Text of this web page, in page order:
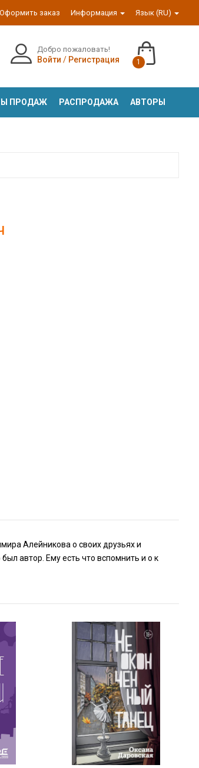
Оформить заказ Информация Язык (RU)
Добро пожаловать!
Войти / Регистрация 1
ПРОДАЖ РАСПРОДАЖА АВТОРЫ
Алейникова о своих друзьях и
автор. Ему есть что вспомнить и о к